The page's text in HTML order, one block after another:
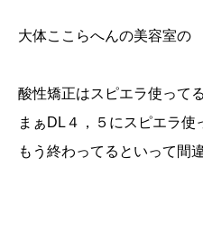
大体ここらへんの美容室の
酸性矯正はスピエラ使って
まぁDL４，５にスピエラ使
もう終わってるといって間